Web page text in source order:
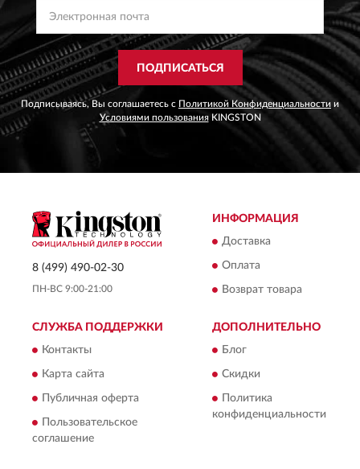
ПОДПИСАТЬСЯ
Подписываясь, Вы соглашаетесь с Политикой Конфиденциальности и
Условиями пользованияKINGSTON
8 (499) 490-02-30
ПН-ВС 9:00-21:00
ИНФОРМАЦИЯ
Доставка
Оплата
Возврат товара
СЛУЖБА ПОДДЕРЖКИ
Контакты
Карта сайта
Публичная оферта
Пользовательское
соглашение
ДОПОЛНИТЕЛЬНО
Блог
Скидки
Политика
конфиденциальности